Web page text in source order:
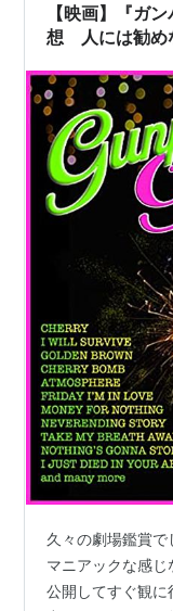
【映画】『ガ
想 人には勧め
久々の劇場鑑賞で
マニアックな感
公開してすぐ観に